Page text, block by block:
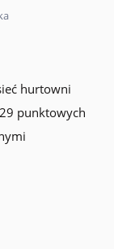
hurtowni
punktowych